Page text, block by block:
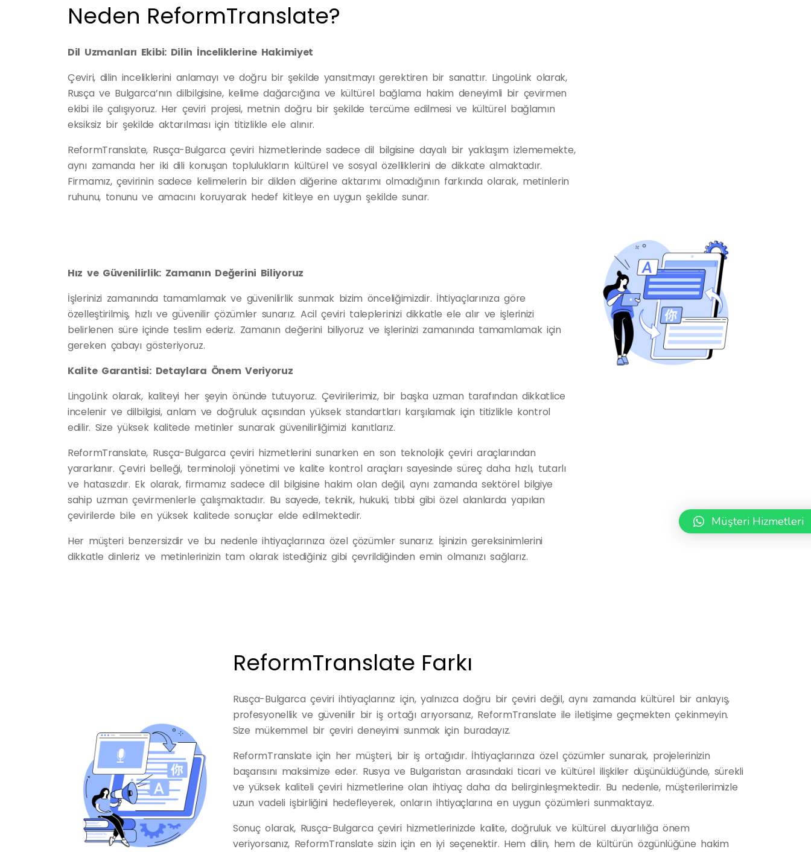
Neden ReformTranslate?
Dil Uzmanları Ekibi: Dilin İnceliklerine Hakimiyet
Çeviri, dilin inceliklerini anlamayı ve doğru bir şekilde yansıtmayı gerektiren bir sanattır. LingoLink olarak,
Rusça ve Bulgarca’nın dilbilgisine, kelime dağarcığına ve kültürel bağlama hakim deneyimli bir çevirmen
ekibi ile çalışıyoruz. Her çeviri projesi, metnin doğru bir şekilde tercüme edilmesi ve kültürel bağlamın
eksiksiz bir şekilde aktarılması için titizlikle ele alınır.
ReformTranslate, Rusça-Bulgarca çeviri hizmetlerinde sadece dil bilgisine dayalı bir yaklaşım izlememekte,
aynı zamanda her iki dili konuşan toplulukların kültürel ve sosyal özelliklerini de dikkate almaktadır.
Firmamız, çevirinin sadece kelimelerin bir dilden diğerine aktarımı olmadığının farkında olarak, metinlerin
ruhunu, tonunu ve amacını koruyarak hedef kitleye en uygun şekilde sunar.
Hız ve Güvenilirlik: Zamanın Değerini Biliyoruz
İşlerinizi zamanında tamamlamak ve güvenilirlik sunmak bizim önceliğimizdir. İhtiyaçlarınıza göre
özelleştirilmiş, hızlı ve güvenilir çözümler sunarız. Acil çeviri taleplerinizi dikkatle ele alır ve işlerinizi
belirlenen süre içinde teslim ederiz. Zamanın değerini biliyoruz ve işlerinizi zamanında tamamlamak için
gereken çabayı gösteriyoruz.
Kalite Garantisi: Detaylara Önem Veriyoruz
LingoLink olarak, kaliteyi her şeyin önünde tutuyoruz. Çevirilerimiz, bir başka uzman tarafından dikkatlice
incelenir ve dilbilgisi, anlam ve doğruluk açısından yüksek standartları karşılamak için titizlikle kontrol
edilir. Size yüksek kalitede metinler sunarak güvenilirliğimizi kanıtlarız.
ReformTranslate, Rusça-Bulgarca çeviri hizmetlerini sunarken en son teknolojik çeviri araçlarından
yararlanır. Çeviri belleği, terminoloji yönetimi ve kalite kontrol araçları sayesinde süreç daha hızlı, tutarlı
ve hatasızdır. Ek olarak, firmamız sadece dil bilgisine hakim olan değil, aynı zamanda sektörel bilgiye
sahip uzman çevirmenlerle çalışmaktadır. Bu sayede, teknik, hukuki, tıbbi gibi özel alanlarda yapılan
çevirilerde bile en yüksek kalitede sonuçlar elde edilmektedir.
Her müşteri benzersizdir ve bu nedenle ihtiyaçlarınıza özel çözümler sunarız. İşinizin gereksinimlerini
dikkatle dinleriz ve metinlerinizin tam olarak istediğiniz gibi çevrildiğinden emin olmanızı sağlarız.
ReformTranslate Farkı
Rusça-Bulgarca çeviri ihtiyaçlarınız için, yalnızca doğru bir çeviri değil, aynı zamanda kültürel bir anlayış,
profesyonellik ve güvenilir bir iş ortağı arıyorsanız, ReformTranslate ile iletişime geçmekten çekinmeyin.
Size mükemmel bir çeviri deneyimi sunmak için buradayız.
ReformTranslate için her müşteri, bir iş ortağıdır. İhtiyaçlarınıza özel çözümler sunarak, projelerinizin
başarısını maksimize eder. Rusya ve Bulgaristan arasındaki ticari ve kültürel ilişkiler düşünüldüğünde, sürekli
ve yüksek kaliteli çeviri hizmetlerine olan ihtiyaç daha da belirginleşmektedir. Bu nedenle, müşterilerimizle
uzun vadeli işbirliğini hedefleyerek, onların ihtiyaçlarına en uygun çözümleri sunmaktayız.
Sonuç olarak, Rusça-Bulgarca çeviri hizmetlerinizde kalite, doğruluk ve kültürel duyarlılığa önem
veriyorsanız, ReformTranslate sizin için en iyi seçenektir. Hem dilin, hem de kültürün özgünlüğüne hakim
Müşteri Hizmetleri